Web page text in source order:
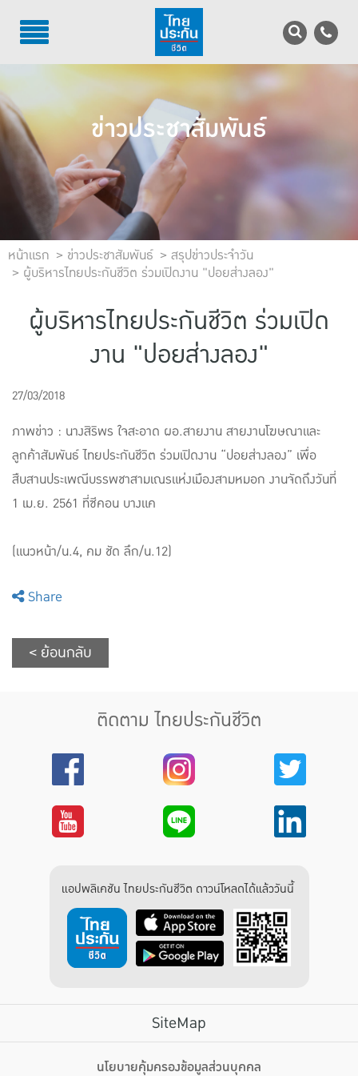
TH EN
บริการลูกค้า
บริการตัวแทน
รู้จักไทยประกันชีวิต
นักลงทุนสัมพันธ์
เพื่อสังคมไทย
บทความ
แบบประกันทั้งหมด
แบบประกันที่เหมาะกับช่วงอายุ
เปรียบเทียบแบบประกัน
เลือกแบบประกันที่เหมาะกับคุณ
ข่าวประชาสัมพันธ์
หน้าแรก ข่าวประชาสัมพันธ์
สรุปข่าวประจำวัน
ผู้บริหารไทยประกันชีวิต ร่วมเปิดงาน "ปอยส่างลอง"
ผู้บริหารไทยประกันชีวิต ร่วมเปิด
งาน "ปอยส่างลอง"
27/03/2018
ภาพข่าว : นางสิริพร ใจสะอาด ผอ.สายงาน สายงานโฆษณาและ
ลูกค้าสัมพันธ์ ไทยประกันชีวิต ร่วมเปิดงาน “ปอยส่างลอง” เพื่อ
สืบสานประเพณีบรรพชาสามเณรแห่งเมืองสามหมอก งานจัดถึงวันที่
1 เม.ย. 2561 ที่ซีคอน บางแค
(แนวหน้า/น.4, คม ชัด ลึก/น.12)
Share
< ย้อนกลับ
ติดตาม ไทยประกันชีวิต
แอปพลิเคชัน ไทยประกันชีวิต ดาวน์โหลดได้แล้ววันนี้
SiteMap
นโยบายคุ้มครองข้อมูลส่วนบุคคล